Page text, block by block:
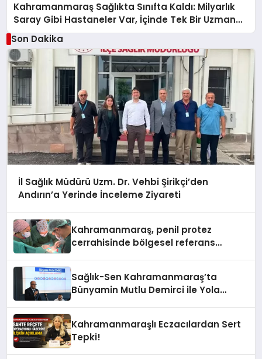
Kahramanmaraş Sağlıkta Sınıfta Kaldı: Milyarlık
Saray Gibi Hastaneler Var, İçinde Tek Bir Uzman
Doktor Yok!
Son Dakika
İl Sağlık Müdürü Uzm. Dr. Vehbi Şirikçi’den
Andırın’a Yerinde İnceleme Ziyareti
Kahramanmaraş, penil protez
cerrahisinde bölgesel referans
Sağlık-Sen Kahramanmaraş’ta
Bünyamin Mutlu Demirci ile Yola
Kahramanmaraşlı Eczacılardan Sert
Tepki!